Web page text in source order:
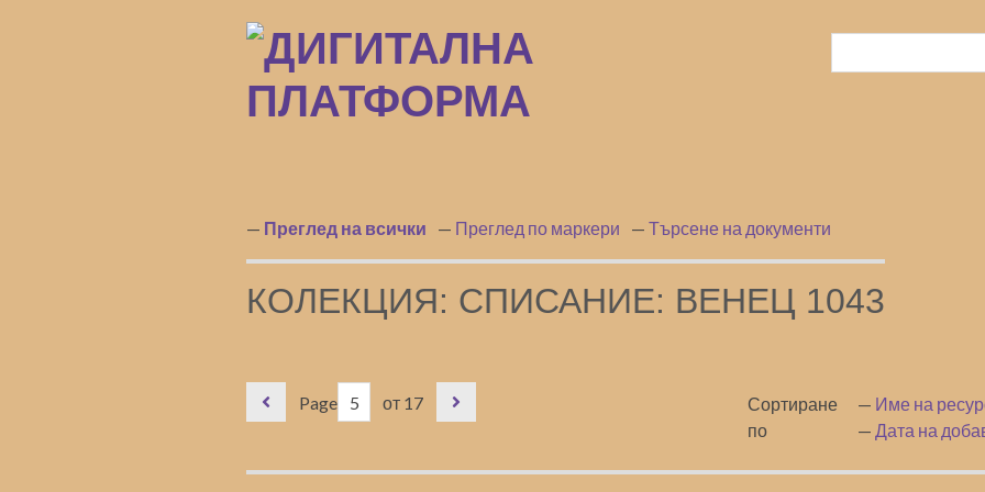
Преглед на всички Преглед по маркери Търсене на документи
КОЛЕКЦИЯ: СПИСАНИЕ: ВЕНЕЦ 1043
Page от 17
Сортиране
по
Име на
Дата на